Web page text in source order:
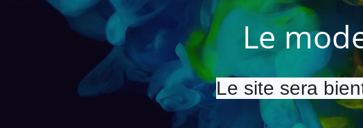
Le
Le site sera